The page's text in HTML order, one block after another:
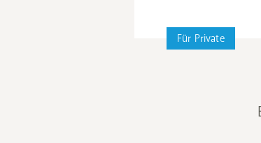
Für Private